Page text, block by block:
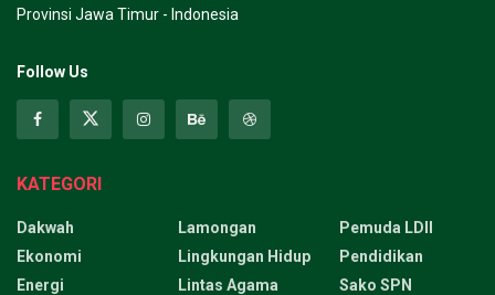
Provinsi Jawa Timur - Indonesia
Follow Us
KATEGORI
Dakwah
Ekonomi
Energi
Lamongan
Lingkungan Hidup
Lintas Agama
Pemuda LDII
Pendidikan
Sako SPN